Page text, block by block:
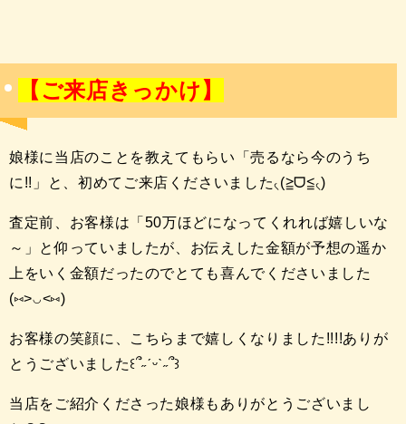
【ご来店きっかけ】
娘様に当店のことを教えてもらい「売るなら今のうち
に!!」と、初めてご来店くださいました৻(≧ᗜ≦৻)
査定前、お客様は「50万ほどになってくれれば嬉しいな
～」と仰っていましたが、お伝えした金額が予想の遥か
上をいく金額だったのでとても喜んでくださいました
(⑅˃◡˂⑅)
お客様の笑顔に、こちらまで嬉しくなりました!!!!ありが
とうございました꒰՞˶ˊᵕˋ˶՞꒱
当店をご紹介くださった娘様もありがとうございまし